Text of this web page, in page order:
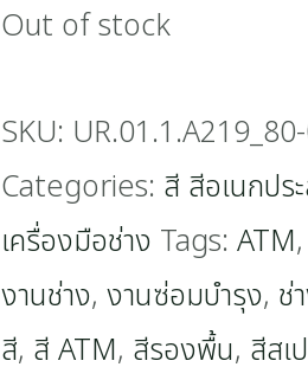
Out of stock
SKU:
Categories: สี สีอเนกปร
เครื่องมือช่าง Tags: ATM,
งานช่าง, งานซ่อมบำรุง, ช่
สี, สี ATM, สีรองพื้น, สีสเ